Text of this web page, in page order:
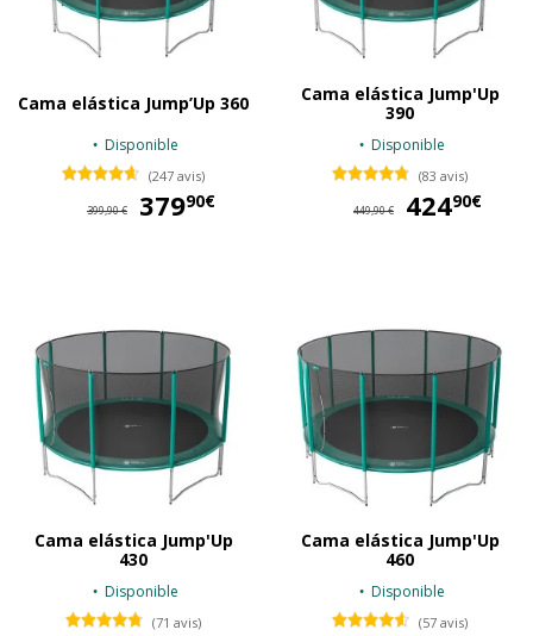
Cama elástica Jump’Up 360
Disponible
(247 avis)
399,90 € 37990€
Cama elástica Jump'Up
390
Disponible
(83 avis)
449,90 € 42490€
Cama elástica Jump'Up
430
Disponible
(71 avis)
Cama elástica Jump'Up
460
Disponible
(57 avis)